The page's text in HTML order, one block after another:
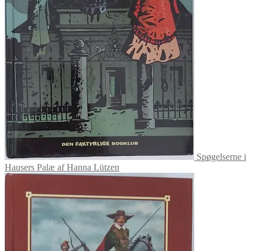
Spøgelserne i
Hausers Palæ af Hanna Lützen